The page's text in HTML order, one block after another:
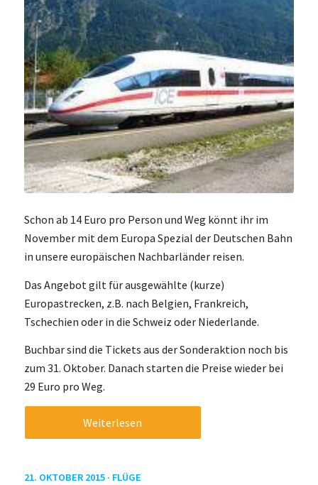
Schon ab 14 Euro pro Person und Weg könnt ihr im
November mit dem Europa Spezial der Deutschen Bahn
in unsere europäischen Nachbarländer reisen.
Das Angebot gilt für ausgewählte (kurze)
Europastrecken, z.B. nach Belgien, Frankreich,
Tschechien oder in die Schweiz oder Niederlande.
Buchbar sind die Tickets aus der Sonderaktion noch bis
zum 31. Oktober. Danach starten die Preise wieder bei
29 Euro pro Weg.
Weiterlesen
21. OKTOBER 2015 · FLÜGE